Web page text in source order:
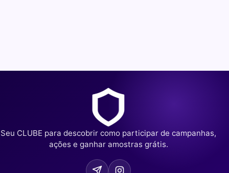
Seu CLUBE para descobrir como participar de campanhas,
ações e ganhar amostras grátis.